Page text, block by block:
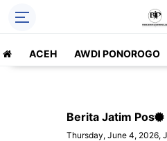
ACEH AWDI PONOROGO
Berita Jatim Pos
Thursday, June 4, 2026,